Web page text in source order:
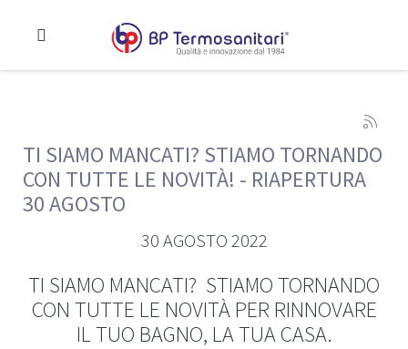
TI SIAMO MANCATI? STIAMO TORNANDO
CON TUTTE LE NOVITÀ! - RIAPERTURA
30 AGOSTO
30 AGOSTO 2022
TI SIAMO MANCATI? STIAMO TORNANDO
CON TUTTE LE NOVITÀ PER RINNOVARE
IL TUO BAGNO, LA TUA CASA.